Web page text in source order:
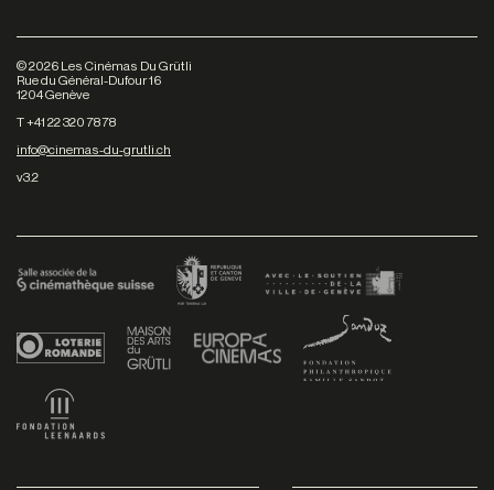
©2026 Les Cinémas Du Grütli
Rue du Général-Dufour 16
1204 Genève
T +41 22 320 78 78
info@cinemas-du-grutli.ch
v3.2